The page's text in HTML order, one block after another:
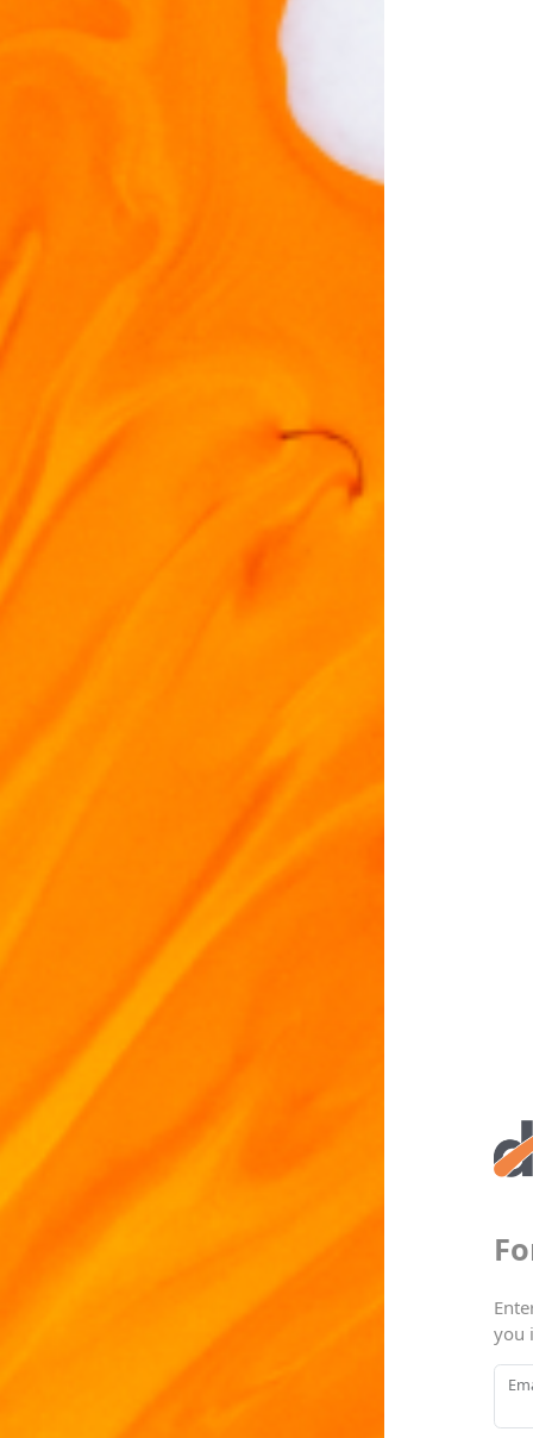
you